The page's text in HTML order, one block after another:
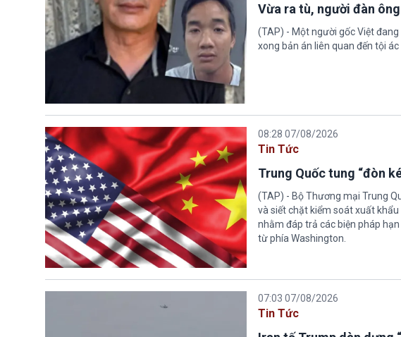
Vừa ra tù, người đàn
(TAP) - Một người gốc Việt
xong bản án liên quan đến tội
08:28 07/08/2026
Tin Tức
Trung Quốc tung “đòn
(TAP) - Bộ Thương mại Trung
và siết chặt kiểm soát xuất
nhằm đáp trả các biện pháp
từ phía Washington.
07:03 07/08/2026
Tin Tức